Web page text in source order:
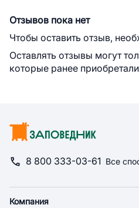
Отзывов пока нет
Чтобы оставить отзыв,
Оставлять отзывы могут
которые ранее
8 800 333-03-61 Все
Компания